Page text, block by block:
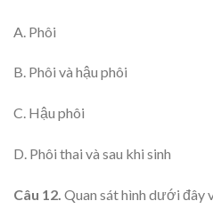
A. Phôi
B. Phôi và hậu phôi
C. Hậu phôi
D. Phôi thai và sau khi sinh
Câu 12. Quan sát hình dưới đây